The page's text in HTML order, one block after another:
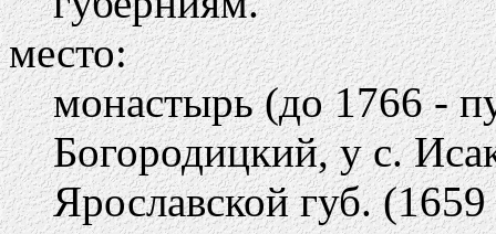
место:
монастырь (до 1766 -
Богородицкий, у с.
Ярославской губ.